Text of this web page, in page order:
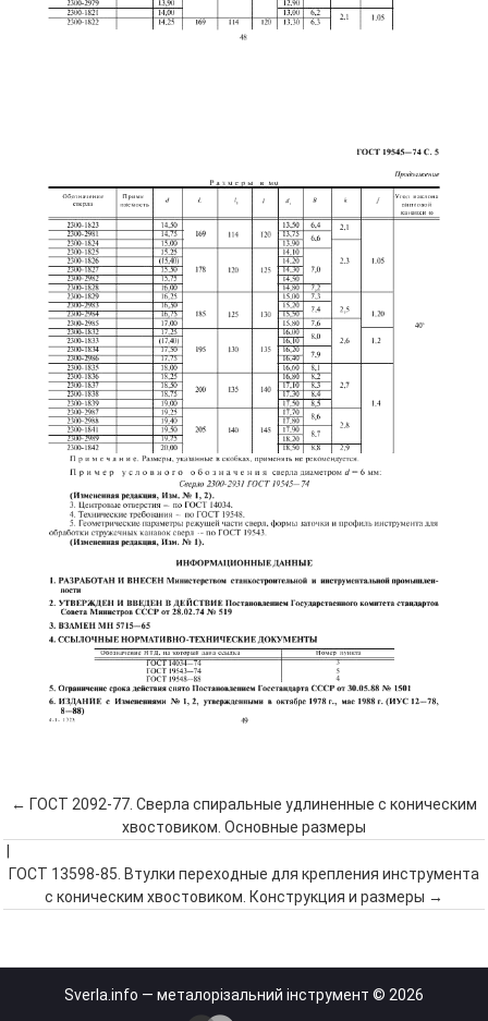
← ГОСТ 2092-77. Сверла спиральные удлиненные с коническим
хвостовиком. Основные размеры
ГОСТ 13598-85. Втулки переходные для крепления инструмента
с коническим хвостовиком. Конструкция и размеры →
Sverla.info — металорізальний інструмент © 2026